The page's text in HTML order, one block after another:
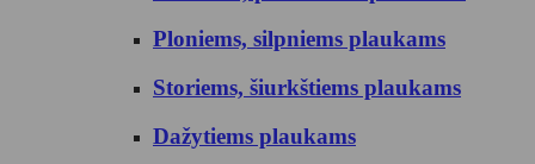
Ploniems, silpniems plaukams
Storiems, šiurkštiems plaukams
Dažytiems plaukams